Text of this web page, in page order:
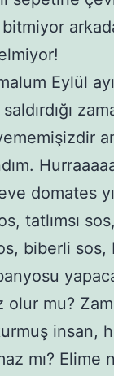
Eylül
domates
tatlımsı
biberli
olur mu?
insan,
mı? Elime